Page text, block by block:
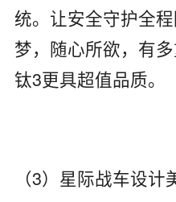
统。让安全守护全
梦，随心所欲，有
钛3更具超值品质。
（3）星际战车设